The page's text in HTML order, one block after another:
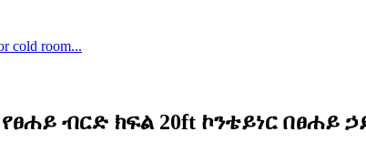
ብርድ ክፍል 20ft ኮንቴይነር በፀሐይ